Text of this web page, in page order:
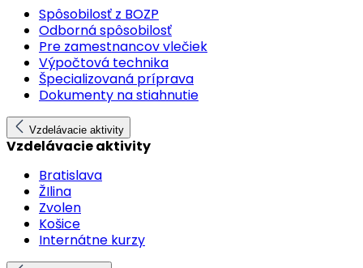
Spôsobilosť z BOZP
Odborná spôsobilosť
Pre zamestnancov vlečiek
Výpočtová technika
Špecializovaná príprava
Dokumenty na stiahnutie
Vzdelávacie aktivity
Vzdelávacie aktivity
Bratislava
ŽIlina
Zvolen
Košice
Internátne kurzy